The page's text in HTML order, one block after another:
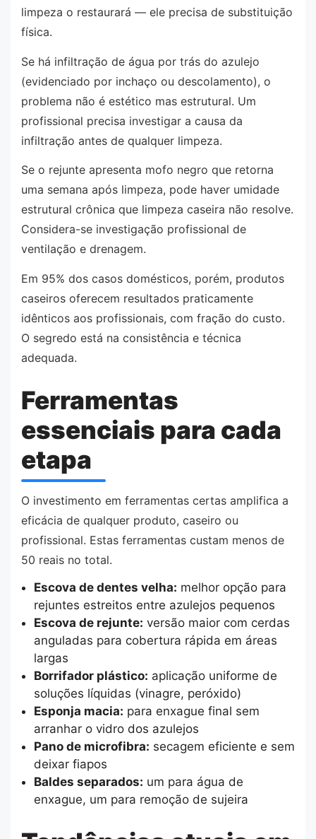
limpeza o restaurará — ele precisa de substituição
física.
Se há infiltração de água por trás do azulejo
(evidenciado por inchaço ou descolamento), o
problema não é estético mas estrutural. Um
profissional precisa investigar a causa da
infiltração antes de qualquer limpeza.
Se o rejunte apresenta mofo negro que retorna
uma semana após limpeza, pode haver umidade
estrutural crônica que limpeza caseira não resolve.
Considera-se investigação profissional de
ventilação e drenagem.
Em 95% dos casos domésticos, porém, produtos
caseiros oferecem resultados praticamente
idênticos aos profissionais, com fração do custo.
O segredo está na consistência e técnica
adequada.
Ferramentas
essenciais para cada
etapa
O investimento em ferramentas certas amplifica a
eficácia de qualquer produto, caseiro ou
profissional. Estas ferramentas custam menos de
50 reais no total.
Escova de dentes velha: melhor opção para
rejuntes estreitos entre azulejos pequenos
Escova de rejunte: versão maior com cerdas
anguladas para cobertura rápida em áreas
largas
Borrifador plástico: aplicação uniforme de
soluções líquidas (vinagre, peróxido)
Esponja macia: para enxague final sem
arranhar o vidro dos azulejos
Pano de microfibra: secagem eficiente e sem
deixar fiapos
Baldes separados: um para água de
enxague, um para remoção de sujeira